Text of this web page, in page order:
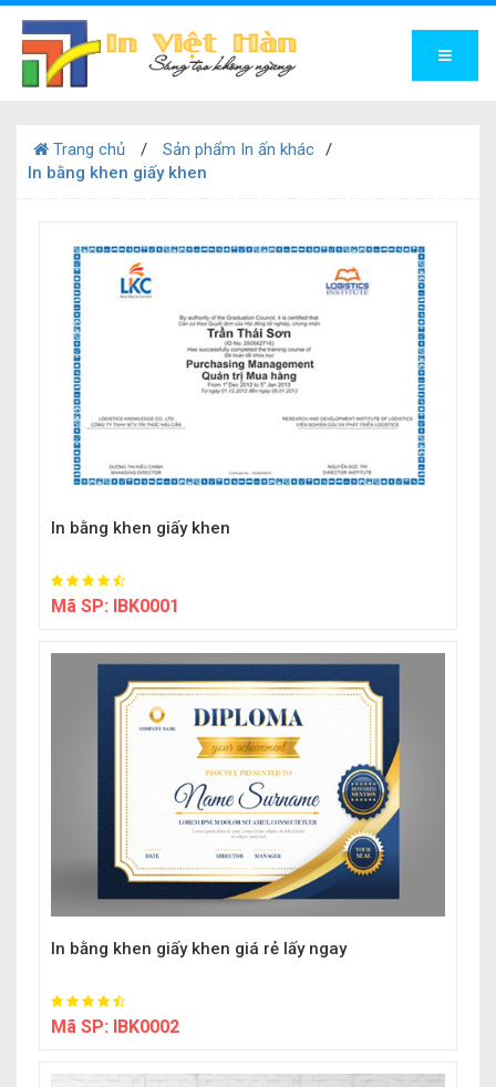
Trang chủ
Sản phẩm In ấn khác
In bằng khen giấy khen
In bằng khen giấy khen
Mã SP: IBK0001
In bằng khen giấy khen giá rẻ lấy ngay
Mã SP: IBK0002